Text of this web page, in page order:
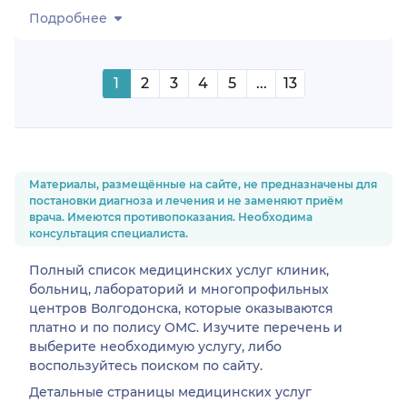
Подробнее
1 2 3 4 5 ... 13
Материалы, размещённые на сайте, не предназначены для
постановки диагноза и лечения и не заменяют приём
врача. Имеются противопоказания. Необходима
консультация специалиста.
Полный список медицинских услуг клиник,
больниц, лабораторий и многопрофильных
центров Волгодонска, которые оказываются
платно и по полису ОМС. Изучите перечень и
выберите необходимую услугу, либо
воспользуйтесь поиском по сайту.
Детальные страницы медицинских услуг